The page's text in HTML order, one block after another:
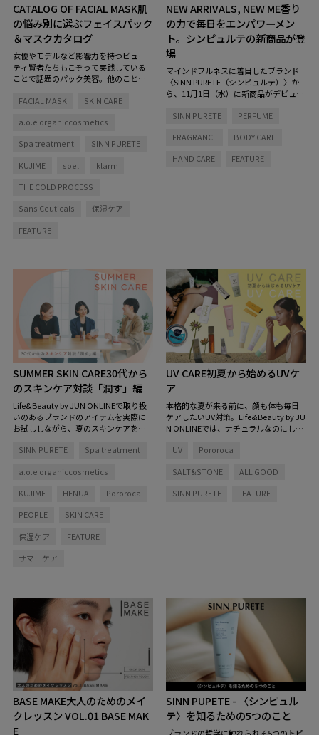
CATALOG OF FACIAL MASK肌
の悩み別に選ぶフェイスパック
＆マスクカタログ
女優やモデルなど影響力を持つビュー
ティ賢者たちもこぞって実践している
ことで話題のパック美容。他のことを
効果が感じられるパックは、ズボラさ
中ケアからデイリーユースまで、それ
ックを紹介します。
FACIAL MASK SKIN CARE
a.o.e organiccosmetics
Spa treatment SINN PURETE
KUJIME soel klarm
THE COLD PROCESS
Sans Ceuticals 保湿ケア
FEATURE
NEW ARRIVALS, NEW ME香り
の力で毎日をエンパワーメン
ト。シンピュルテの新商品が登
場
マインドフルネスに着目したブランド
〈SINN PURETE（シンピュルテ）〉か
ら、11月1日（水）に新商品がデビュ
ブに導きエンパワーメントしてくれ
カマーアイテムをご紹介します。
SINN PURETE PERFUME
FRAGRANCE BODY CARE
HAND CARE FEATURE
SUMMER SKIN CARE30代から
のスキンケア対談「潤す」編
Life&Beauty by JUN ONLINEで取り扱
いのあるブランドのアイテムを実際に
お試ししながら、夏のスキンケアを考
す」。美容に詳しい3人のビューティ賢
ントやアイテムを通じた新発見を話し
ているような気分になれる口コミ座談
SINN PURETE Spa treatment
a.o.e organiccosmetics
KUJIME HENUA Pororoca
PEOPLE SKIN CARE
保湿ケア FEATURE
サマーケア
UV CARE初夏から始めるUVケ
ア
本格的な夏が来る前に、顔も体も毎日
ケアしたいUV対策。Life&Beauty by JU
N ONLINEでは、ナチュラルなのにしっ
富にラインナップしています。こまめ
い肌をキープするにはとても大切。特
に優しいアイテムでアフターケアも忘
UV Pororoca
SALT&STONE ALL GOOD
SINN PURETE FEATURE
BASE MAKE大人のためのメイ
クレッスン VOL.01 BASE MAK
E
SINN PUPETE- 〈シンピュル
テ〉を知るための5つのこと